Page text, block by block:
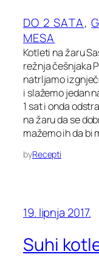
DO 2 SATA,
MESA
Kotleti na žaru
režnja češnjaka
natrljamo
i slažemo jedan
1 sat i onda
na žaru da se
mažemo ih da bi
byRecepti
19. lipnja 2017.
Suhi